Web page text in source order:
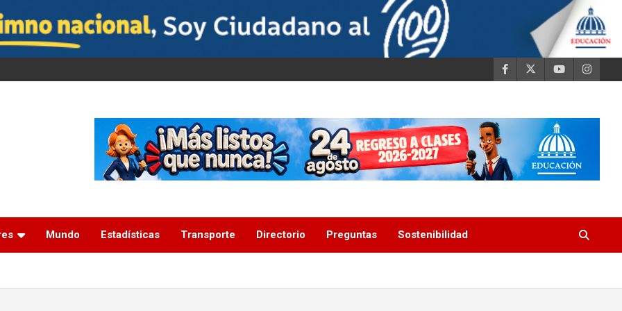
Mundo Estadísticas Transporte Directorio Preguntas Sostenibilidad